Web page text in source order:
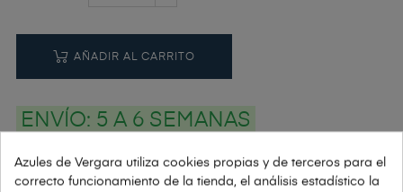
AÑADIR AL CARRITO
ENVÍO: 5 A 6 SEMANAS
Azules de Vergara utiliza cookies propias y de terceros para el
correcto funcionamiento de la tienda, el análisis estadístico la